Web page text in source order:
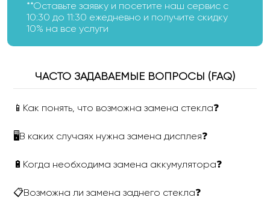
**Оставьте заявку и посетите наш сервис с
10:30 до 11:30 ежедневно и получите скидку
10% на все услуги
ЧАСТО ЗАДАВАЕМЫЕ ВОПРОСЫ (FAQ)
📱Как понять, что возможна замена стекла❓
🖥В каких случаях нужна замена дисплея❓
🔋Когда необходима замена аккумулятора❓
📋Возможна ли замена заднего стекла❓